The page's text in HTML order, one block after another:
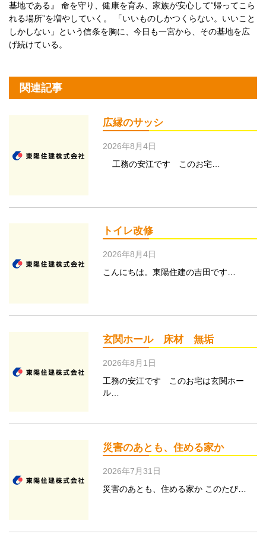
基地である』 命を守り、健康を育み、家族が安心して“帰ってこら
れる場所”を増やしていく。 「いいものしかつくらない。いいこと
しかしない」という信条を胸に、今日も一宮から、その基地を広
げ続けている。
関連記事
広縁のサッシ
2026年8月4日
工務の安江です このお宅…
トイレ改修
2026年8月4日
こんにちは。東陽住建の吉田です…
玄関ホール 床材 無垢
2026年8月1日
工務の安江です このお宅は玄関ホー
ル…
災害のあとも、住める家か
2026年7月31日
災害のあとも、住める家か このたび…